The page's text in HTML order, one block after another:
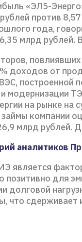
«ЭЛ5-
против
года,
млрд рублей.
доходов от
построенной
модернизации
на рынке на
компании
млрд рублей.
аналитиков
является
позитивно для
долговой
что сдерживает